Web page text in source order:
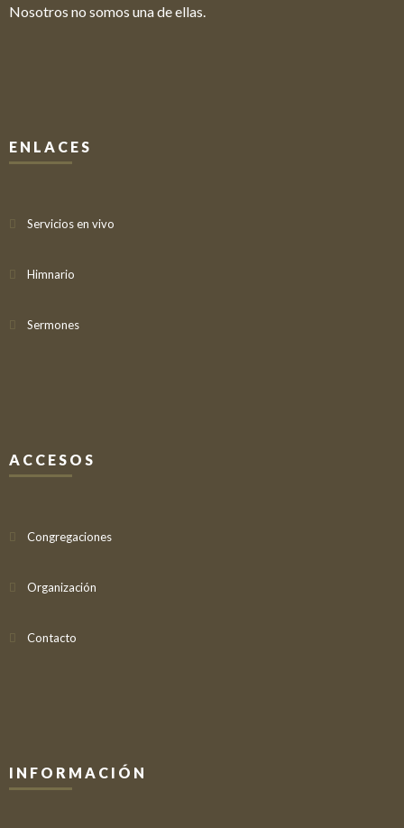
Nosotros no somos una de ellas.
ENLACES
Servicios en vivo
Himnario
Sermones
ACCESOS
Congregaciones
Organización
Contacto
INFORMACIÓN